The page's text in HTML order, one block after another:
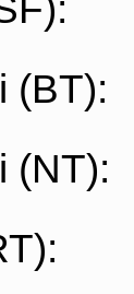
(BT):
(NT):